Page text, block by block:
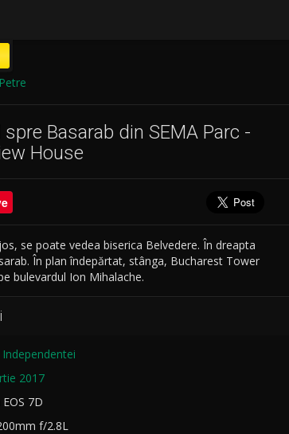
Basarab din SEMA Parc -
House
se poate vedea biserica Belvedere. În dreapta
În plan îndepărtat, stânga, Bucharest Tower
bulevardul Ion Mihalache.
Independentei
2017
7D
f/2.8L